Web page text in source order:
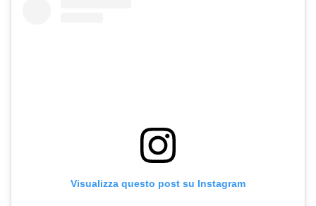
Visualizza questo post su Instagram